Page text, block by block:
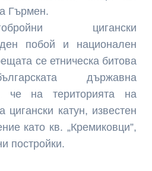
Гърмен.
цигански
побой и национален
се етническа битова
държавна
че на територията на
катун, известен
като кв. „Кремиковци”,
постройки.